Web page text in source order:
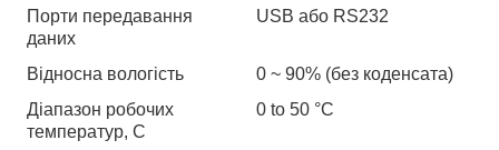
Порти передавання
даних
USB або RS232
Відносна вологість
0 ~ 90% (без коденсата)
Діапазон робочих
температур, С
0 to 50 °C